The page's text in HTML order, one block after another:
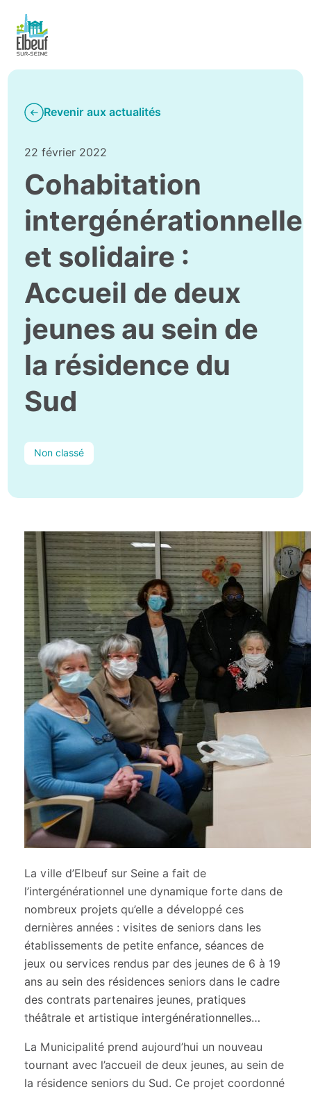
Revenir aux actualités
22 février 2022
Cohabitation
intergénérationnelle
et solidaire :
Accueil de deux
jeunes au sein de
la résidence du
Sud
Non classé
La ville d’Elbeuf sur Seine a fait de
l’intergénérationnel une dynamique forte dans de
nombreux projets qu’elle a développé ces
dernières années : visites de seniors dans les
établissements de petite enfance, séances de
jeux ou services rendus par des jeunes de 6 à 19
ans au sein des résidences seniors dans le cadre
des contrats partenaires jeunes, pratiques
théâtrale et artistique intergénérationnelles…
La Municipalité prend aujourd’hui un nouveau
tournant avec l’accueil de deux jeunes, au sein de
la résidence seniors du Sud. Ce projet coordonné